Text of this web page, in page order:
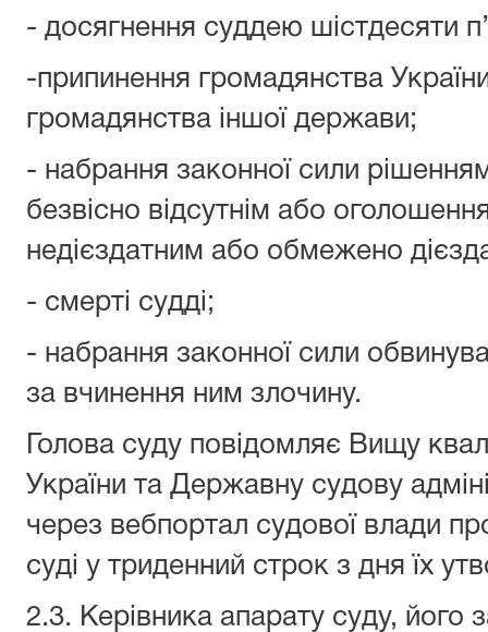
- досягнення суддею шістдесяти
-припинення громадянства
громадянства іншої держави;
- набрання законної сили
безвісно відсутнім або
недієздатним або обмежено
- смерті судді;
- набрання законної сили
за вчинення ним злочину.
Голова суду повідомляє Вищу
України та Державну судову
через вебпортал судової влади
суді у триденний строк з дня їх
2.3. Керівника апарату суду, його